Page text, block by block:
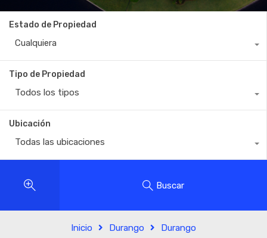
Estado de Propiedad
Cualquiera
Tipo de Propiedad
Todos los tipos
Ubicación
Todas las ubicaciones
Buscar
Inicio Durango Durango